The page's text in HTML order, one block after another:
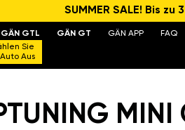
SUMMER SALE! Bis
GÄN GTL GÄN GT GÄN APP FAQ
Sie
Auto Aus
MINI